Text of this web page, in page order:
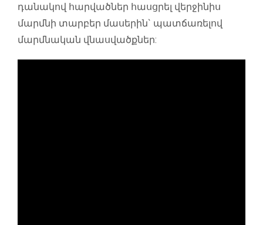
դանակով հարվածներ հասցրել վերջինիս
մարմնի տարբեր մասերին` պատճառելով
մարմնական վնասվածքներ: